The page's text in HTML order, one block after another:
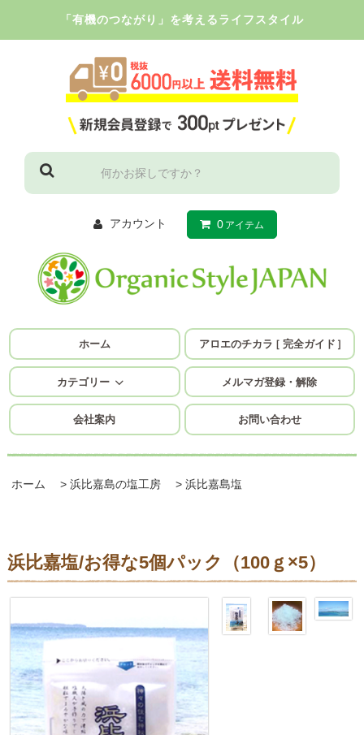
「有機のつながり」を考えるライフスタイル
アカウント 0 アイテム
ホーム アロエのチカラ［完全ガイド］
カテゴリー メルマガ登録・解除
会社案内 お問い合わせ
ホーム > 浜比嘉島の塩工房 > 浜比嘉島塩
浜比嘉塩/お得な5個パック（100ｇ×5）